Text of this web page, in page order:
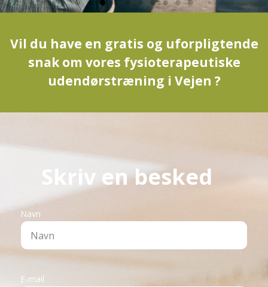
Vil du have en gratis og uforpligtende
snak om vores fysioterapeutiske
udendørstræning i Vejen ?
Skriv en besked
Navn
E-mail